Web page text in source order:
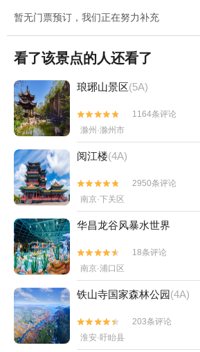
暂无门票预订，我们正在努力补充
看了该景点的人还看了
琅琊山景区(5A)


1164条评论
滁州·滁州市
阅江楼(4A)


2950条评论
南京·下关区
华昌龙谷风暴水世界


18条评论
南京·浦口区
铁山寺国家森林公园(4A)


203条评论
淮安·盱眙县